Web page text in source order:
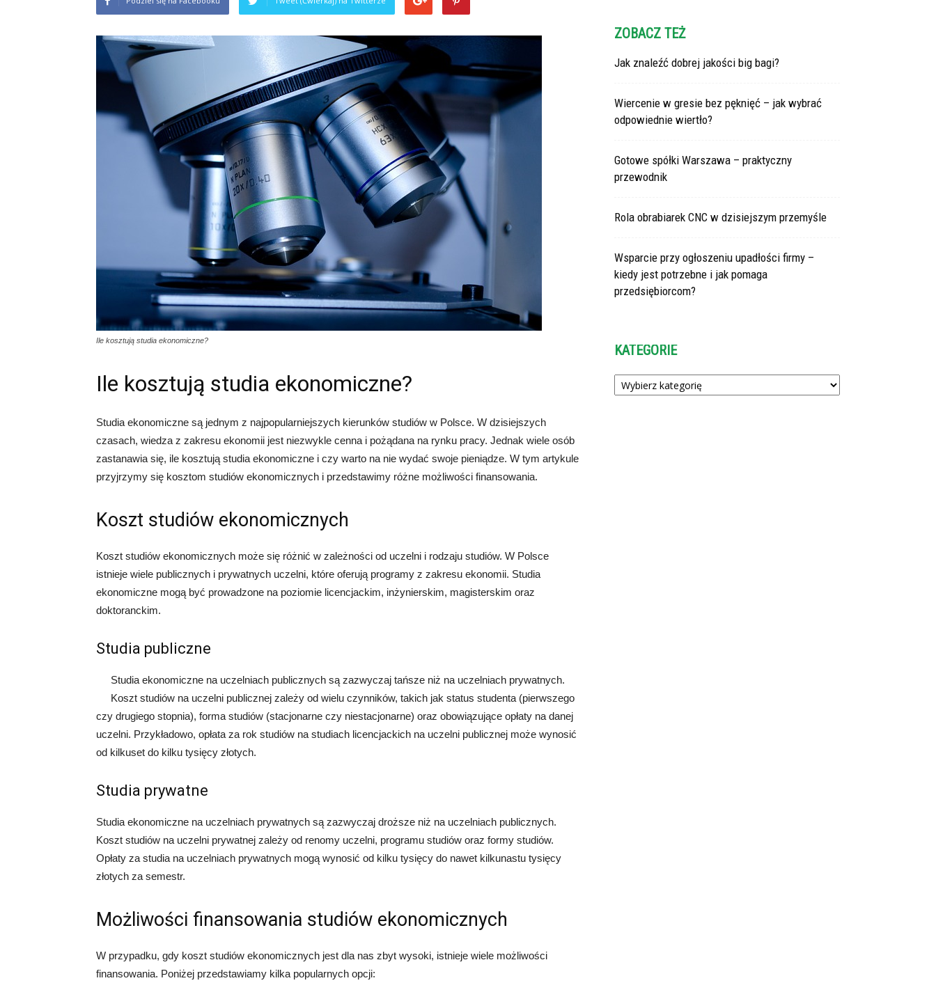
Ile kosztują studia ekonomiczne?
Ile kosztują studia ekonomiczne?
Studia ekonomiczne są jednym z najpopularniejszych kierunków studiów w Polsce. W dzisiejszych
czasach, wiedza z zakresu ekonomii jest niezwykle cenna i pożądana na rynku pracy. Jednak wiele osób
zastanawia się, ile kosztują studia ekonomiczne i czy warto na nie wydać swoje pieniądze. W tym artykule
przyjrzymy się kosztom studiów ekonomicznych i przedstawimy różne możliwości finansowania.
Koszt studiów ekonomicznych
Koszt studiów ekonomicznych może się różnić w zależności od uczelni i rodzaju studiów. W Polsce
istnieje wiele publicznych i prywatnych uczelni, które oferują programy z zakresu ekonomii. Studia
ekonomiczne mogą być prowadzone na poziomie licencjackim, inżynierskim, magisterskim oraz
doktoranckim.
Studia publiczne
Studia ekonomiczne na uczelniach publicznych są zazwyczaj tańsze niż na uczelniach prywatnych.
Koszt studiów na uczelni publicznej zależy od wielu czynników, takich jak status studenta (pierwszego
czy drugiego stopnia), forma studiów (stacjonarne czy niestacjonarne) oraz obowiązujące opłaty na danej
uczelni. Przykładowo, opłata za rok studiów na studiach licencjackich na uczelni publicznej może wynosić
od kilkuset do kilku tysięcy złotych.
Studia prywatne
Studia ekonomiczne na uczelniach prywatnych są zazwyczaj droższe niż na uczelniach publicznych.
Koszt studiów na uczelni prywatnej zależy od renomy uczelni, programu studiów oraz formy studiów.
Opłaty za studia na uczelniach prywatnych mogą wynosić od kilku tysięcy do nawet kilkunastu tysięcy
złotych za semestr.
Możliwości finansowania studiów ekonomicznych
W przypadku, gdy koszt studiów ekonomicznych jest dla nas zbyt wysoki, istnieje wiele możliwości
finansowania. Poniżej przedstawiamy kilka popularnych opcji:
ZOBACZ TEŻ
Jak znaleźć dobrej jakości big bagi?
Wiercenie w gresie bez pęknięć – jak wybrać
odpowiednie wiertło?
Gotowe spółki Warszawa – praktyczny
przewodnik
Rola obrabiarek CNC w dzisiejszym przemyśle
Wsparcie przy ogłoszeniu upadłości firmy –
kiedy jest potrzebne i jak pomaga
przedsiębiorcom?
KATEGORIE
Kategorie